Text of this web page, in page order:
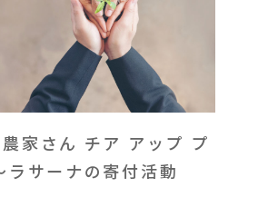
家さん チア アップ プ
ラサーナの寄付活動